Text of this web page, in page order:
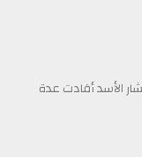
الأسد أفادت عدة